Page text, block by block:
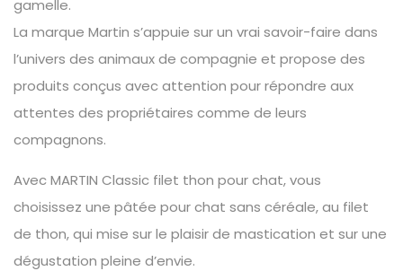
gamelle.
La marque Martin s’appuie sur un vrai savoir-faire dans
l’univers des animaux de compagnie et propose des
produits conçus avec attention pour répondre aux
attentes des propriétaires comme de leurs
compagnons.
Avec MARTIN Classic filet thon pour chat, vous
choisissez une pâtée pour chat sans céréale, au filet
de thon, qui mise sur le plaisir de mastication et sur une
dégustation pleine d’envie.